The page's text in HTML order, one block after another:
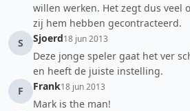
willen werken. Het zegt dus veel
zij hem hebben gecontracteerd.
S
Sjoerd18 jun 2013
Deze jonge speler gaat het ver
en heeft de juiste instelling.
F
Frank18 jun 2013
Mark is the man!